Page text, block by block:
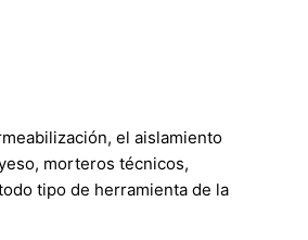
el aislamiento
morteros técnicos,
tipo de herramienta de la